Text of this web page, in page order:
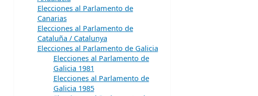
Elecciones al Parlamento de
Canarias
Elecciones al Parlamento de
Cataluña / Catalunya
Elecciones al Parlamento de Galicia
Elecciones al Parlamento de
Galicia 1981
Elecciones al Parlamento de
Galicia 1985